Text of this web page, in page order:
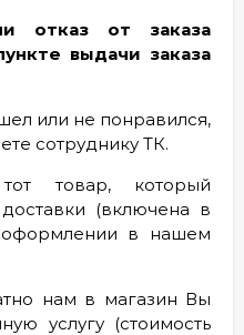
отказ от заказа
выдачи заказа
или не понравился,
сотруднику ТК.
товар, который
(включена в
в нашем
нам в магазин Вы
услугу (стоимость